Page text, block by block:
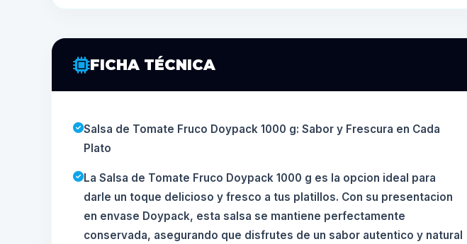
FICHA TÉCNICA
Salsa de Tomate Fruco Doypack 1000 g: Sabor y Frescura en Cada
Plato
La Salsa de Tomate Fruco Doypack 1000 g es la opcion ideal para
darle un toque delicioso y fresco a tus platillos. Con su presentacion
en envase Doypack, esta salsa se mantiene perfectamente
conservada, asegurando que disfrutes de un sabor autentico y natural